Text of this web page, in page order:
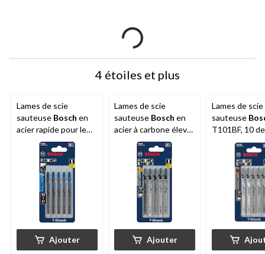
4 étoiles et plus
Lames de scie
sauteuse Bosch en
acier rapide pour le
métal, 2,09 po, paq. 5
Ajouter
Lames de scie
sauteuse Bosch en
acier à carbone élevé,
pour bois, stratifié et
plastique, 2,95 po,
Ajouter
Lames de scie
sauteuse
T101BF, 10
pouce en
pour le bois,